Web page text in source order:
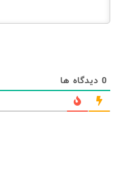
0 دیدگاه ها